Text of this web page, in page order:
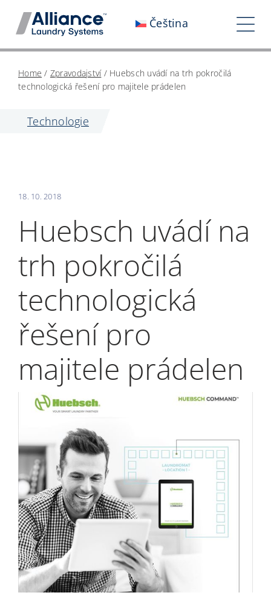
Čeština
Spolupracujte s námi
Náš dopad
Investoři
My Alliance
Home / Zpravodajství/ Huebsch uvádí na trh pokročilá
technologická řešení pro majitele prádelen
Technologie
18. 10. 2018
Huebsch uvádí na
trh pokročilá
technologická
řešení pro
majitele prádelen